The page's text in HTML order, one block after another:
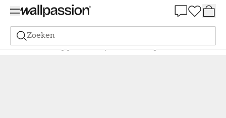
Zoeken
Verf Bestelling gebaseerd op NCS Bestelling door NCS 2010-R